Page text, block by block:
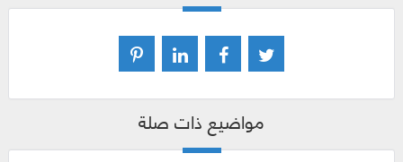
مواضيع ذات صلة